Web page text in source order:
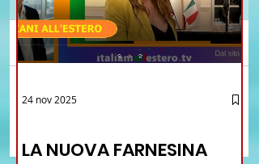
Brasile La Storia del
Commenti
Scrivi un commento...
LA NUOVA FARNESINA
24 nov 2025